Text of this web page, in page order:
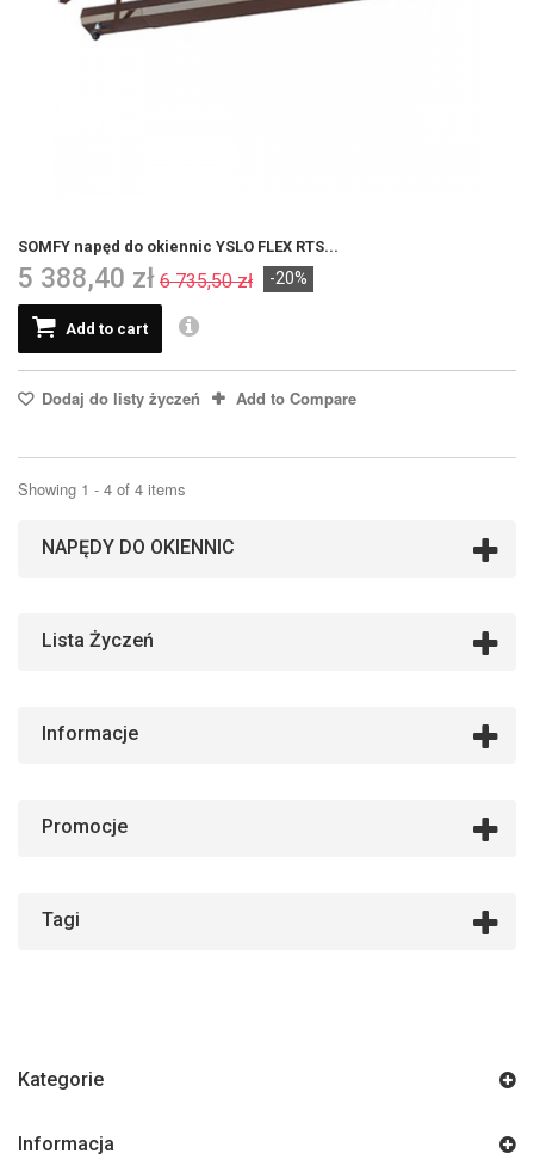
SOMFY napęd do okiennic YSLO FLEX RTS...
5 388,40 zł 6 735,50 zł -20%
Add to cart
Dodaj do listy życzeń Add to Compare
Showing 1 - 4 of 4 items
NAPĘDY DO OKIENNIC
Lista Życzeń
Informacje
Promocje
Tagi
Kategorie
Informacja